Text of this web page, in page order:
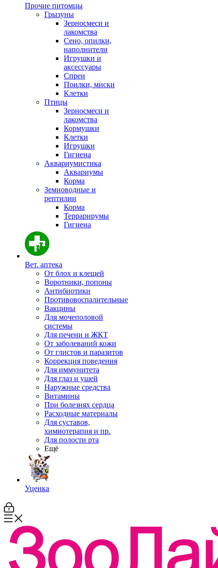
Прочие питомцы
Грызуны
Зерносмеси и
лакомства
Сено, опилки,
наполнители
Игрушки и
аксессуары
Спреи
Поилки, миски
Клетки
Птицы
Зерносмеси и
лакомства
Кормушки
Клетки
Игрушки
Гигиена
Аквариумистика
Аквариумы
Корма
Земноводные и
рептилии
Корма
Террарирумы
Гигиена
Вет. аптека
От блох и клещей
Воротники, попоны
Антибиотики
Противовоспалительные
Вакцины
Для мочеполовой
системы
Для печени и ЖКТ
От заболеваний кожи
От глистов и паразитов
Коррекция поведения
Для иммунитета
Для глаз и ушей
Наружные средства
Витамины
При болезнях сердца
Расходные материалы
Для суставов,
химиотерапия и пр.
Для полости рта
Ещё
Уценка